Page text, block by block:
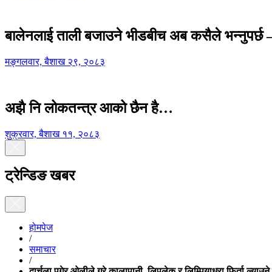
बालेनलाई ताली बजाउने भीडबीच अब कसैले
मङ्गलवार, बैशाख २९, २०८३
अझै नि लोकतन्त्र आको छैन है…
शुक्रवार, बैशाख ११, २०८३
ट्रेन्डिङ खबर
होमपेज
/
समाचार
/